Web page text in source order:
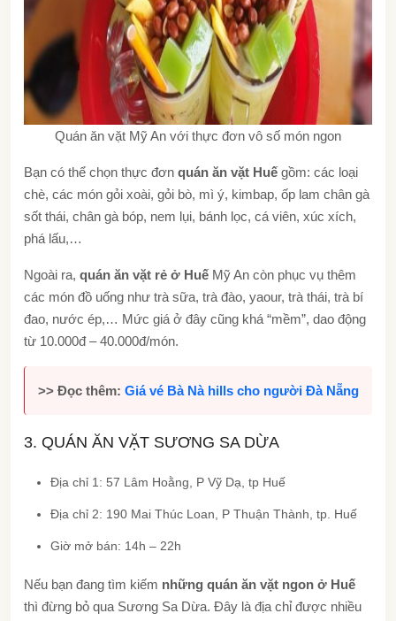
Quán ăn vặt Mỹ An với thực đơn vô số món ngon
Bạn có thể chọn thực đơn quán ăn vặt Huế gồm: các loại
chè, các món gỏi xoài, gỏi bò, mì ý, kimbap, ốp lam chân gà
sốt thái, chân gà bóp, nem lụi, bánh lọc, cá viên, xúc xích,
phá lấu,…
Ngoài ra, quán ăn vặt rẻ ở Huế Mỹ An còn phục vụ thêm
các món đồ uống như trà sữa, trà đào, yaour, trà thái, trà bí
đao, nước ép,… Mức giá ở đây cũng khá “mềm”, dao động
từ 10.000đ – 40.000đ/món.
>> Đọc thêm: Giá vé Bà Nà hills cho người Đà Nẵng
3. QUÁN ĂN VẶT SƯƠNG SA DỪA
Địa chỉ 1: 57 Lâm Hoằng, P Vỹ Dạ, tp Huế
Địa chỉ 2: 190 Mai Thúc Loan, P Thuận Thành, tp. Huế
Giờ mở bán: 14h – 22h
Nếu bạn đang tìm kiếm những quán ăn vặt ngon ở Huế
thì đừng bỏ qua Sương Sa Dừa. Đây là địa chỉ được nhiều